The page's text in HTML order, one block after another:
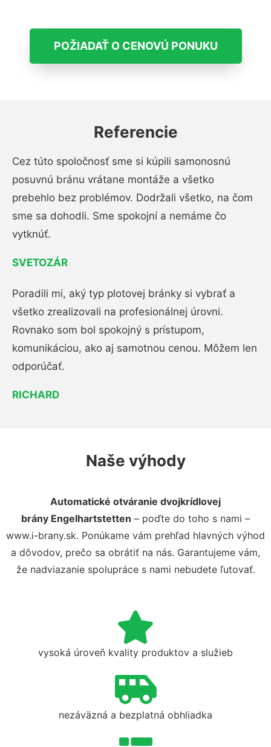
POŽIADAŤ O CENOVÚ PONUKU
Referencie
Cez túto spoločnosť sme si kúpili samonosnú
posuvnú bránu vrátane montáže a všetko
prebehlo bez problémov. Dodržali všetko, na čom
sme sa dohodli. Sme spokojní a nemáme čo
vytknúť.
SVETOZÁR
Poradili mi, aký typ plotovej bránky si vybrať a
všetko zrealizovali na profesionálnej úrovni.
Rovnako som bol spokojný s prístupom,
komunikáciou, ako aj samotnou cenou. Môžem len
odporúčať.
RICHARD
Naše výhody
Automatické otváranie dvojkrídlovej
brány Engelhartstetten – poďte do toho s nami –
www.i-brany.sk. Ponúkame vám prehľad hlavných výhod
a dôvodov, prečo sa obrátiť na nás. Garantujeme vám,
že nadviazanie spolupráce s nami nebudete ľutovať.
vysoká úroveň kvality produktov a služieb
nezáväzná a bezplatná obhliadka